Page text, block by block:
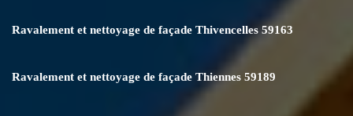
Ravalement et nettoyage de façade Thivencelles 59163
Ravalement et nettoyage de façade Thiennes 59189